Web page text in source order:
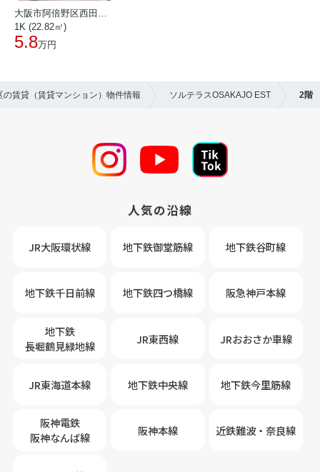
1K (22.82㎡)
5.8万円
賃貸（賃貸マンション）物件情報 ソルテラスOSAKAJO EST 2階
人気の沿線
JR大阪環状線 地下鉄御堂筋線 地下鉄谷町線
地下鉄千日前線 地下鉄四つ橋線 阪急神戸本線
地下鉄
長堀鶴見緑地線
JR東西線 JRおおさか車線
JR東海道本線 地下鉄中央線 地下鉄今里筋線
阪神電鉄
阪神なんば線
阪神本線 近鉄難波・奈良線